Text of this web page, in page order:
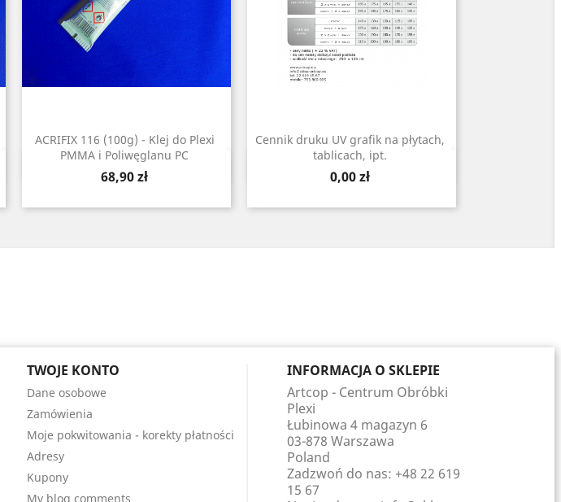
ACRIFIX 116 (100g) - Klej do Plexi
PMMA i Poliwęglanu PC
Cena
68,90 zł
Szybki podgląd
Cennik druku UV grafik na płytach,
tablicach, ipt.
Cena
0,00 zł
Szybki podgląd
TWOJE KONTO
Dane osobowe
Zamówienia
Moje pokwitowania - korekty płatności
Adresy
Kupony
My blog comments
INFORMACJA O SKLEPIE
Artcop - Centrum Obróbki
Plexi
Łubinowa 4 magazyn 6
03-878 Warszawa
Poland
Zadzwoń do nas: +48 22 619
15 67